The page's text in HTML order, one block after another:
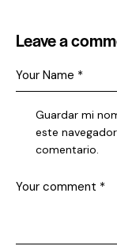
Leave a
Guardar mi
este
comentario.